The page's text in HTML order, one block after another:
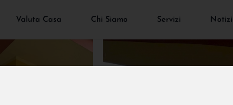
Valuta Casa Chi Siamo Servizi